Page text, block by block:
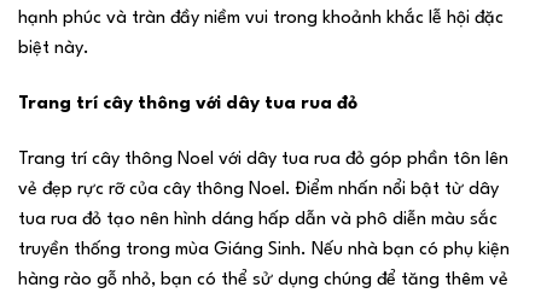
hạnh phúc và tràn đầy niềm vui trong khoảnh khắc lễ hội đặc
biệt này.
Trang trí cây thông với dây tua rua đỏ
Trang trí cây thông Noel với dây tua rua đỏ góp phần tôn lên
vẻ đẹp rực rỡ của cây thông Noel. Điểm nhấn nổi bật từ dây
tua rua đỏ tạo nên hình dáng hấp dẫn và phô diễn màu sắc
truyền thống trong mùa Giáng Sinh. Nếu nhà bạn có phụ kiện
hàng rào gỗ nhỏ, bạn có thể sử dụng chúng để tăng thêm vẻ